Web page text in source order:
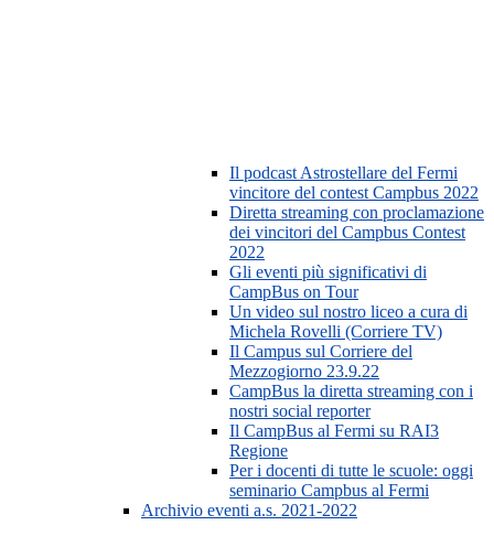
Il podcast Astrostellare del Fermi
vincitore del contest Campbus 2022
Diretta streaming con proclamazione
dei vincitori del Campbus Contest
2022
Gli eventi più significativi di
CampBus on Tour
Un video sul nostro liceo a cura di
Michela Rovelli (Corriere TV)
Il Campus sul Corriere del
Mezzogiorno 23.9.22
CampBus la diretta streaming con i
nostri social reporter
Il CampBus al Fermi su RAI3
Regione
Per i docenti di tutte le scuole: oggi
seminario Campbus al Fermi
Archivio eventi a.s. 2021-2022